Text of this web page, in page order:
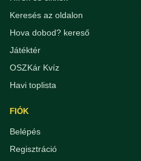
Keresés az oldalon
Hova dobod? kereső
Játéktér
OSZKár Kvíz
Havi toplista
FIÓK
Belépés
Regisztráció